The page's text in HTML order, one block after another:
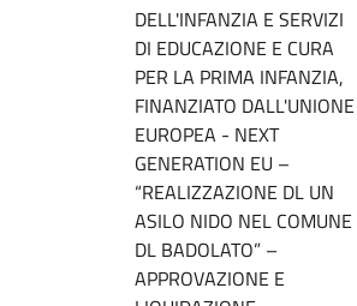
DELL'INFANZIA E SERVIZI
DI EDUCAZIONE E CURA
PER LA PRIMA INFANZIA,
FINANZIATO DALL'UNIONE
EUROPEA - NEXT
GENERATION EU –
“REALIZZAZIONE DL UN
ASILO NIDO NEL COMUNE
DL BADOLATO” –
APPROVAZIONE E